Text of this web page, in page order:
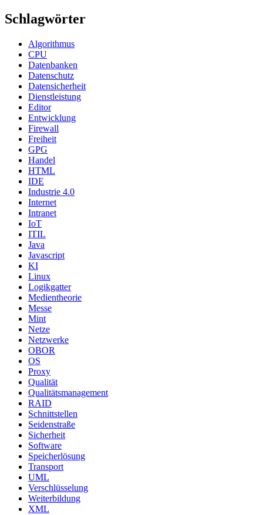
Schlagwörter
Algorithmus
CPU
Datenbanken
Datenschutz
Datensicherheit
Dienstleistung
Editor
Entwicklung
Firewall
Freiheit
GPG
Handel
HTML
IDE
Industrie 4.0
Internet
Intranet
IoT
ITIL
Java
Javascript
KI
Linux
Logikgatter
Medientheorie
Messe
Mint
Netze
Netzwerke
OBOR
OS
Proxy
Qualität
Qualitätsmanagement
RAID
Schnittstellen
Seidenstraße
Sicherheit
Software
Speicherlösung
Transport
UML
Verschlüsselung
Weiterbildung
XML